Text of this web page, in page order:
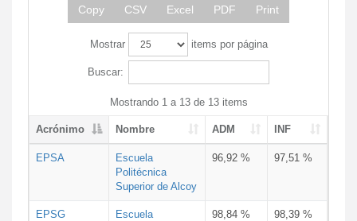
Copy CSV Excel PDF Print
Mostrar items por página
Buscar:
Mostrando 1 a 13 de 13 items
Acrónimo Nombre ADM INF
EPSA
Escuela
Politécnica
Superior de Alcoy
96,92 % 97,51 %
EPSG
Escuela
98,84 % 98,39 %